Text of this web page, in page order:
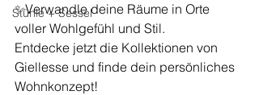
Stühle + Sessel
✨Verwandle deine Räume in Orte
voller Wohlgefühl und Stil.
Entdecke jetzt die Kollektionen von
Giellesse und finde dein persönliches
Wohnkonzept!